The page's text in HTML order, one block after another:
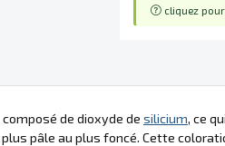
cliquez pour
de dioxyde de silicium, ce
pâle au plus foncé. Cette